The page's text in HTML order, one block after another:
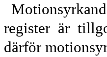
register är
därför